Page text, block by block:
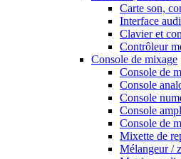
Carte son,
Interface
Clavier et
Contrôleur
Console de mixage
Console de
Console
Console
Console
Console de
Mixette de
Mélangeur /